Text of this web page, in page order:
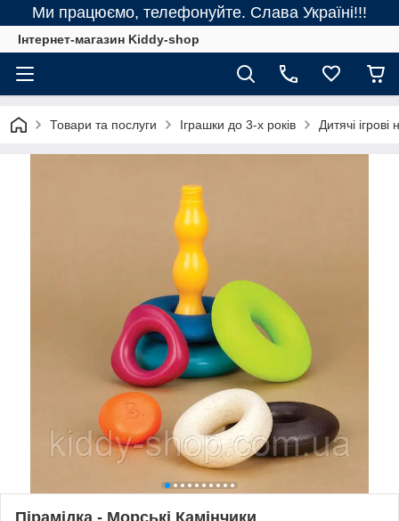
Ми працюємо, телефонуйте. Слава Україні!!!
Інтернет-магазин Kiddy-shop
Товари та послуги Іграшки до 3-х років Дитячі ігрові
Пірамідка - Морські Камінчики